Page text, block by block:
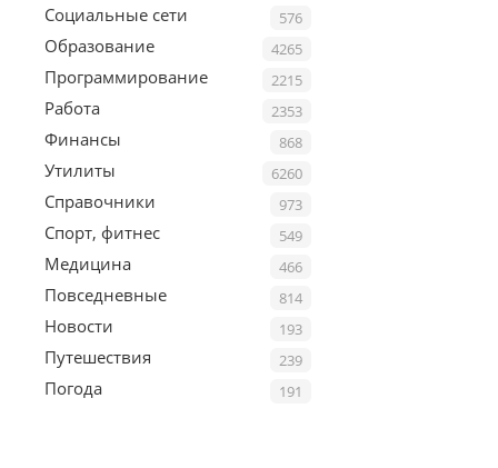
576
Социальные сети
4265
Образование
2215
Программирование
2353
Работа
868
Финансы
6260
Утилиты
973
Справочники
549
Спорт, фитнес
466
Медицина
814
Повседневные
193
Новости
239
Путешествия
191
Погода